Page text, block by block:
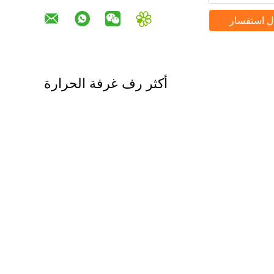
استفسار
أكثر رف غرفة الحرارة